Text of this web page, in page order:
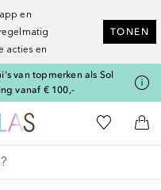
en
acties en
TONEN
van topmerken als Sol
vanaf € 100,-
Naar Douglas Home
Naar Mijn